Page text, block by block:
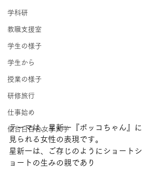
学科研
教職支援室
学生の様子
学生から
授業の様子
研修旅行
仕事始め
仙台白百合女子大学
テーマは、星新一『ボッコちゃん』に
見られる女性の表現です。
星新一は、ご存じのようにショートシ
ョートの生みの親であり